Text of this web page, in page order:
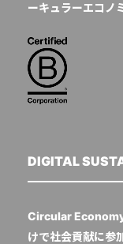
ーキュラーエコノ
DIGITAL
Circular Economy
けで社会貢献に参